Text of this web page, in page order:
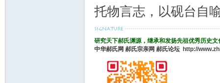
托物言志，以砚台自
研究天下郝氏渊源，继承和发扬先祖优秀历史
中华郝氏网 郝氏宗亲网 郝氏论坛 http://